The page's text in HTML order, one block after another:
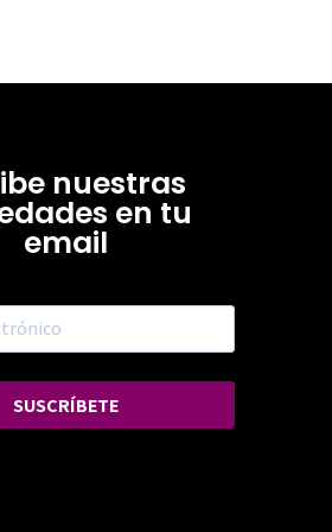
nuestras
en tu
email
SUSCRÍBETE